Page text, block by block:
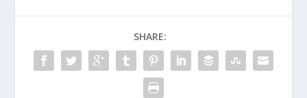
o
o
k
o
n SHARE: